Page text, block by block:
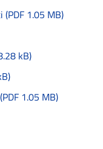
1.05 MB)
kB)
1.05 MB)